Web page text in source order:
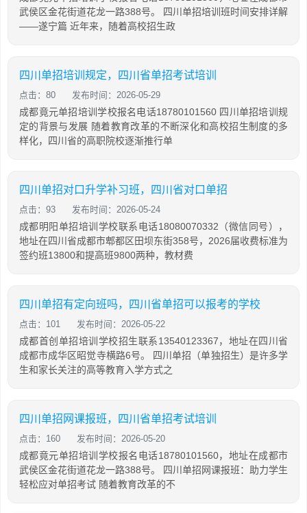
武侯区金花街道花龙一路388号。 四川单招培训班时间安排详解
——遂宁篇 近年来，随着高校招生政
四川单招培训规定，四川省单招考试培训
点击：80 发布时间：2026-05-29
成都竟元单招培训学校报名电话18780101560 四川单招培训规
定的背景与发展 随着教育改革的不断深化和高校招生制度的多
样化，四川省的高职院校逐渐推行单
四川单招对口升学补习班，四川省对口单招
点击：93 发布时间：2026-05-24
成都明阳单招培训学校联系电话18080070332（微信同号），
地址在四川省成都市郫都区田坝东街358号，2026届收费标准为
签约班13800和提高班9800两种，教材费
四川单招有定向班吗，四川省单招可以报考的学校
点击：101 发布时间：2026-05-22
成都首创单招培训学校招生联系13540123367，地址在四川省
成都市成华区昭觉寺横路6号。 四川单招（单独招生）是许多学
生和家长关注的高等教育入学方式之
四川单招网课报班，四川省单招考试培训
点击：160 发布时间：2026-05-20
成都竟元单招培训学校报名电话18780101560，地址在成都市
武侯区金花街道花龙一路388号。 四川单招网课报班：助力学生
轻松应对单招考试 随着教育改革的不